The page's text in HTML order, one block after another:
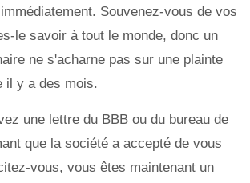
Souvenez-vous de vos
le savoir à tout le monde, donc un
ne s'acharne pas sur une plainte
il y a des mois.
une lettre du BBB ou du bureau de
que la société a accepté de vous
vous, vous êtes maintenant un